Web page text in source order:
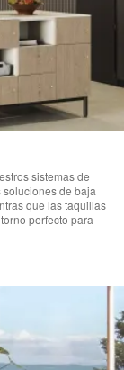
sistemas de
de baja
que las taquillas
perfecto para